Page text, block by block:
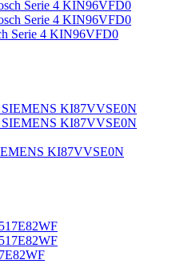
Serie 4 KIN96VFD0
KI87VVSE0N